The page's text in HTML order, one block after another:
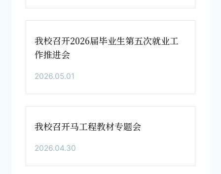
我校召开2026届毕业生第五次就业工
作推进会
2026.05.01
我校召开马工程教材专题会
2026.04.30